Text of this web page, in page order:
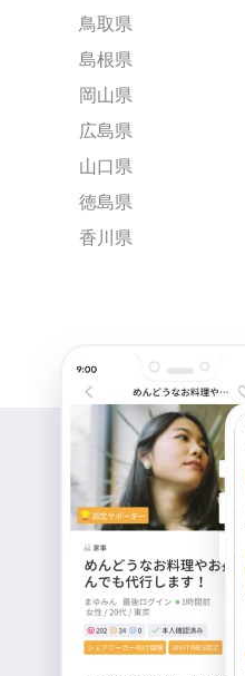
鳥取県
島根県
岡山県
広島県
山口県
徳島県
香川県